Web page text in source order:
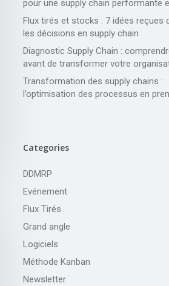
pour une supply chain performante
Flux tirés et stocks : 7 idées reçues
les décisions en supply chain
Diagnostic Supply Chain :
avant de transformer votre
Transformation des supply chains :
l’optimisation des processus en
Categories
DDMRP
Evénement
Flux Tirés
Grand angle
Logiciels
Méthode Kanban
Newsletter